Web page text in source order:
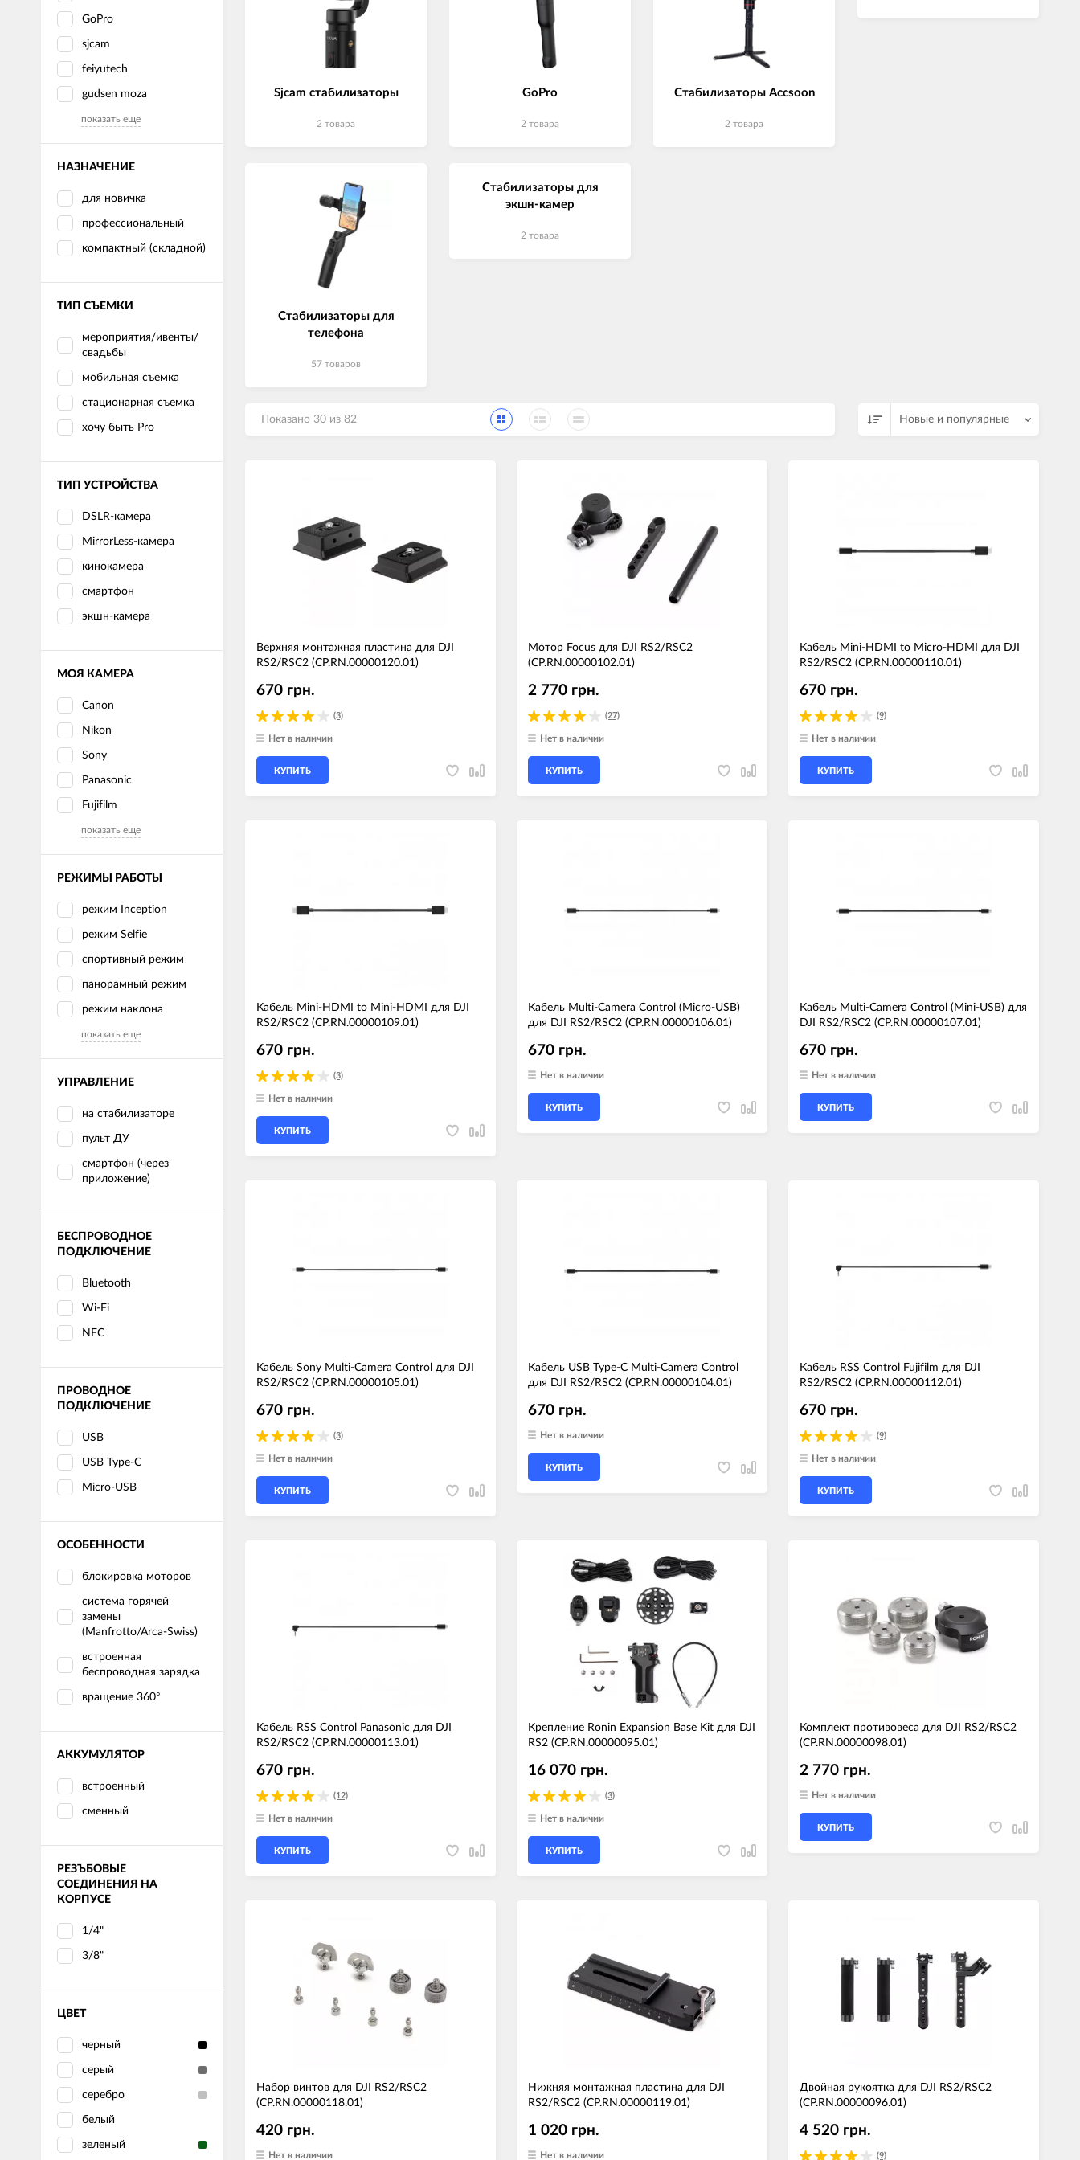
GoPro
sjcam
feiyutech
gudsen moza
показать еще
НАЗНАЧЕНИЕ
для новичка
профессиональный
компактный (складной)
ТИП СЪЕМКИ
мероприятия/ивенты/
свадьбы
мобильная съемка
стационарная съемка
хочу быть Pro
ТИП УСТРОЙСТВА
DSLR-камера
MirrorLess-камера
кинокамера
смартфон
экшн-камера
МОЯ КАМЕРА
Canon
Nikon
Sony
Panasonic
Fujifilm
показать еще
РЕЖИМЫ РАБОТЫ
режим Inception
режим Selfie
спортивный режим
панорамный режим
режим наклона
показать еще
УПРАВЛЕНИЕ
на стабилизаторе
пульт ДУ
смартфон (через
приложение)
БЕСПРОВОДНОЕ
ПОДКЛЮЧЕНИЕ
Bluetooth
Wi-Fi
NFC
ПРОВОДНОЕ
ПОДКЛЮЧЕНИЕ
USB
USB Type-C
Micro-USB
ОСОБЕННОСТИ
блокировка моторов
система горячей
замены
(Manfrotto/Arca-Swiss)
встроенная
беспроводная зарядка
вращение 360°
АККУМУЛЯТОР
встроенный
сменный
РЕЗЪБОВЫЕ
СОЕДИНЕНИЯ НА
КОРПУСЕ
1/4"
3/8"
ЦВЕТ
черный
серый
серебро
белый
зеленый
Sjcam стабилизаторы
2 товара
GoPro
2 товара
Стабилизаторы Accsoon
2 товара
Стабилизаторы для
телефона
57 товаров
Стабилизаторы для
экшн-камер
2 товара
Показано 30 из 82 Новые и популярные
Верхняя монтажная пластина для DJI
RS2/RSC2 (CP.RN.00000120.01)
(3)
670 грн.
Нет в наличии
КУПИТЬ
Мотор Focus для DJI RS2/RSC2
(CP.RN.00000102.01)
(27)
2 770 грн.
Нет в наличии
КУПИТЬ
Кабель Mini-HDMI to Micro-HDMI для DJI
RS2/RSC2 (CP.RN.00000110.01)
(9)
670 грн.
Нет в наличии
КУПИТЬ
Кабель Mini-HDMI to Mini-HDMI для DJI
RS2/RSC2 (CP.RN.00000109.01)
(3)
670 грн.
Нет в наличии
КУПИТЬ
Кабель Multi-Camera Control (Micro-USB)
для DJI RS2/RSC2 (CP.RN.00000106.01)
670 грн.
Нет в наличии
КУПИТЬ
Кабель Multi-Camera Control (Mini-USB) для
DJI RS2/RSC2 (CP.RN.00000107.01)
670 грн.
Нет в наличии
КУПИТЬ
Кабель Sony Multi-Camera Control для DJI
RS2/RSC2 (CP.RN.00000105.01)
(3)
670 грн.
Нет в наличии
КУПИТЬ
Кабель USB Type-C Multi-Camera Control
для DJI RS2/RSC2 (CP.RN.00000104.01)
670 грн.
Нет в наличии
КУПИТЬ
Кабель RSS Control Fujifilm для DJI
RS2/RSC2 (CP.RN.00000112.01)
(9)
670 грн.
Нет в наличии
КУПИТЬ
Кабель RSS Control Panasonic для DJI
RS2/RSC2 (CP.RN.00000113.01)
(12)
670 грн.
Нет в наличии
КУПИТЬ
Крепление Ronin Expansion Base Kit для DJI
RS2 (CP.RN.00000095.01)
(3)
16 070 грн.
Нет в наличии
КУПИТЬ
Комплект противовеса для DJI RS2/RSC2
(CP.RN.00000098.01)
2 770 грн.
Нет в наличии
КУПИТЬ
Набор винтов для DJI RS2/RSC2
(CP.RN.00000118.01)
420 грн.
Нет в наличии
Нижняя монтажная пластина для DJI
RS2/RSC2 (CP.RN.00000119.01)
1 020 грн.
Нет в наличии
Двойная рукоятка для DJI RS2/RSC2
(CP.RN.00000096.01)
(9)
4 520 грн.